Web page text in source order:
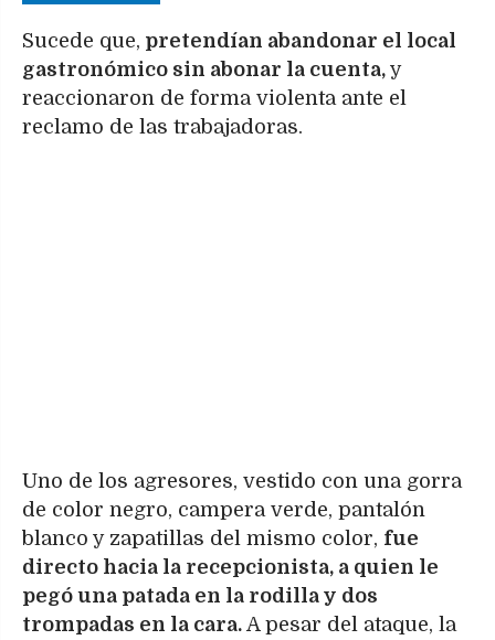
Sucede que, pretendían abandonar el local
gastronómico sin abonar la cuenta, y
reaccionaron de forma violenta ante el
reclamo de las trabajadoras.
Uno de los agresores, vestido con una gorra
de color negro, campera verde, pantalón
blanco y zapatillas del mismo color, fue
directo hacia la recepcionista, a quien le
pegó una patada en la rodilla y dos
trompadas en la cara. A pesar del ataque, la